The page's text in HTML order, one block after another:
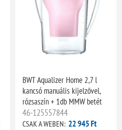
BWT Aqualizer Home 2,7 l
kancsó manuális kijelzővel,
rózsaszín + 1db MMW betét
46-125557844
CSAK A WEBEN: 22 945 Ft